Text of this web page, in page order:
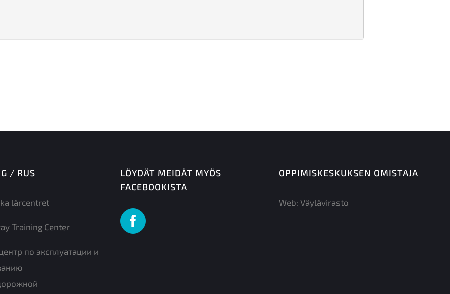
/ RUS
lärcentret
Training Center
по эксплуатации и
LÖYDÄT MEIDÄT MYÖS
FACEBOOKISTA
OPPIMISKESKUKSEN OMISTAJA
Web: Väylävirasto